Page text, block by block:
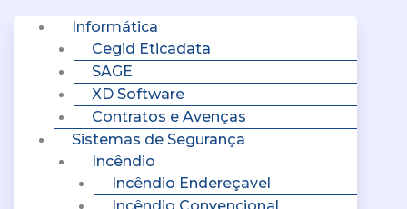
Informática
Cegid Eticadata
SAGE
XD Software
Contratos e Avenças
Sistemas de Segurança
Incêndio
Incêndio Endereçavel